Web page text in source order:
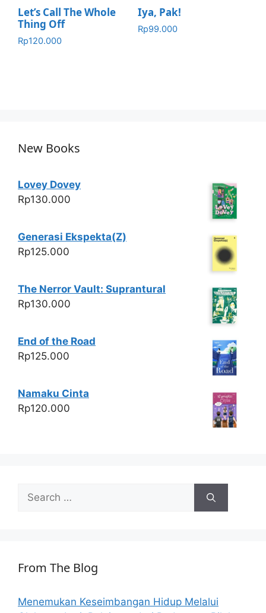
Let’s Call The Whole
Thing Off
Rp120.000
Iya, Pak!
Rp99.000
New Books
Lovey Dovey
Rp130.000
Generasi Ekspekta(Z)
Rp125.000
The Nerror Vault: Suprantural
Rp130.000
End of the Road
Rp125.000
Namaku Cinta
Rp120.000
Search
for:
From The Blog
Menemukan Keseimbangan Hidup Melalui